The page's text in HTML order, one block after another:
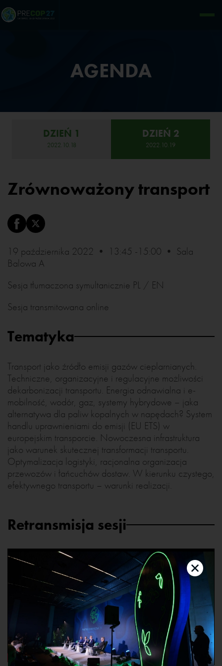
AGENDA
DZIEŃ 1
2022.10.18
DZIEŃ 2
2022.10.19
Zrównoważony transport
19 października 2022 • 13:45 -15:00 • Sala
Balowa A
Sesja tłumaczona symultanicznie PL / EN
Sesja transmitowana online
Tematyka
Transport jako źródło emisji gazów cieplarnianych.
Techniczne, organizacyjne i regulacyjne możliwości
dekarbonizacji transportu. Energia odnawialna i e-
mobilność, wodór, gaz, systemy hybrydowe – jaka
alternatywa dla paliw kopalnych w napędach? System
handlu uprawnieniami do emisji (EU ETS) w
europejskim transporcie. Nowoczesna infrastruktura
jako warunek skutecznej transformacji transportu.
Optymalizacja logistyki, racjonalna organizacja
przewozów i łańcuchów dostaw. W kierunku czystego,
efektywnego transportu – warunki realizacji.
Retransmisja sesji